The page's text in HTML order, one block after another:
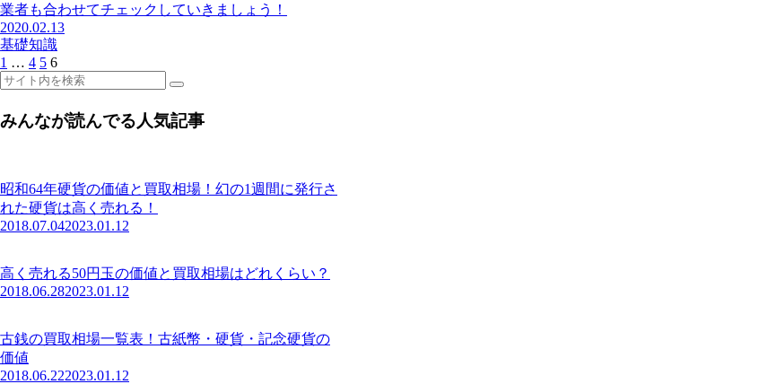
業者も合わせてチェックしていきましょう！
2020.02.13
基礎知識
1 … 4 5 6
みんなが読んでる人気記事
昭和64年硬貨の価値と買取相場！幻の1週間に発行さ
れた硬貨は高く売れる！
2018.07.042023.01.12
高く売れる50円玉の価値と買取相場はどれくらい？
2018.06.282023.01.12
古銭の買取相場一覧表！古紙幣・硬貨・記念硬貨の
価値
2018.06.222023.01.12